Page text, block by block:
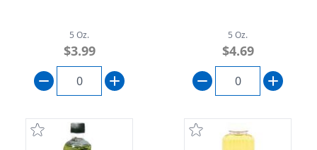
5 Oz.
$3.99
5 Oz.
$4.69